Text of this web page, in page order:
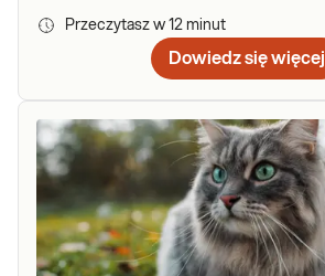
Przeczytasz w 12 minut
Dowiedz się więcej